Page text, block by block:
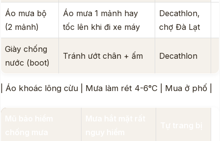
Áo mưa bộ
(2 mảnh)
Áo mưa 1 mảnh hay
tốc lên khi đi xe máy
Decathlon,
chợ Đà Lạt
Giày chống
nước (boot)
Tránh ướt chân + ấm Decathlon
| Áo khoác lông cừu | Mưa làm rét 4-6°C | Mua ở phố |